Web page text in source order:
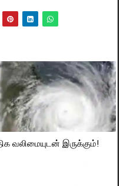
வலிமையுடன் இருக்கும்!